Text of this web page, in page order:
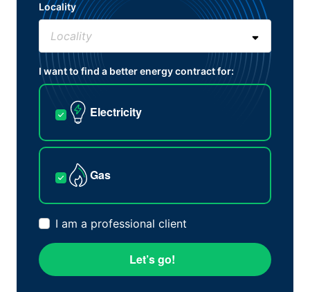
Locality
I want to find a better energy contract for:
Electricity
Gas
I am a professional client
Let’s go!